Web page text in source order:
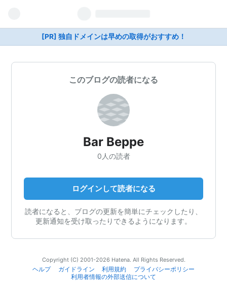
[PR] 独自ドメインは早めの取得がおすすめ！
このブログの読者になる
Bar Beppe
0人の読者
ログインして読者になる
読者になると、ブログの更新を簡単にチェックしたり、
更新通知を受け取ったりできるようになります。
Copyright (C) 2001-2026 Hatena. All Rights Reserved.
ヘルプ
ガイドライン 利用規約
プライバシーポリシー
利用者情報の外部送信について